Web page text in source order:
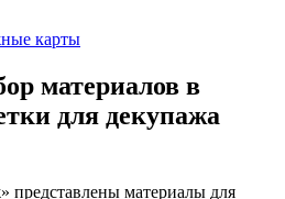
карты
материалов в
для декупажа
представлены материалы для